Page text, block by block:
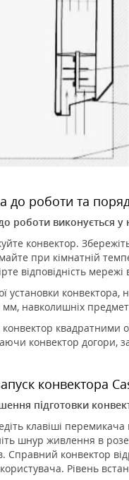
до роботи та
роботи виконується у
конвектор.
при кімнатній
відповідність
установки
мм, навколишніх
конвектор квадратними
конвектор догори,
конвектора
підготовки
клавіші
шнур живлення в
Справний конвектор
Рівень